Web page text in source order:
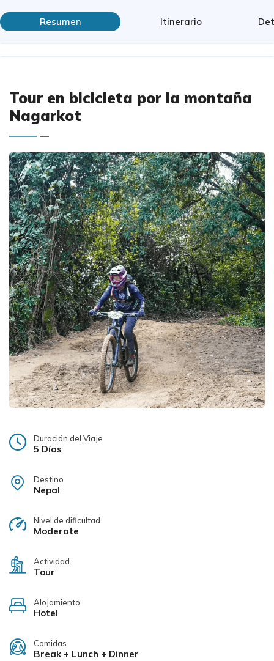
Resumen Itinerario
Tour en bicicleta por la montaña
Nagarkot
Duración del Viaje
5 Días
Destino
Nepal
Nivel de dificultad
Moderate
Actividad
Tour
Alojamiento
Hotel
Comidas
Break + Lunch + Dinner